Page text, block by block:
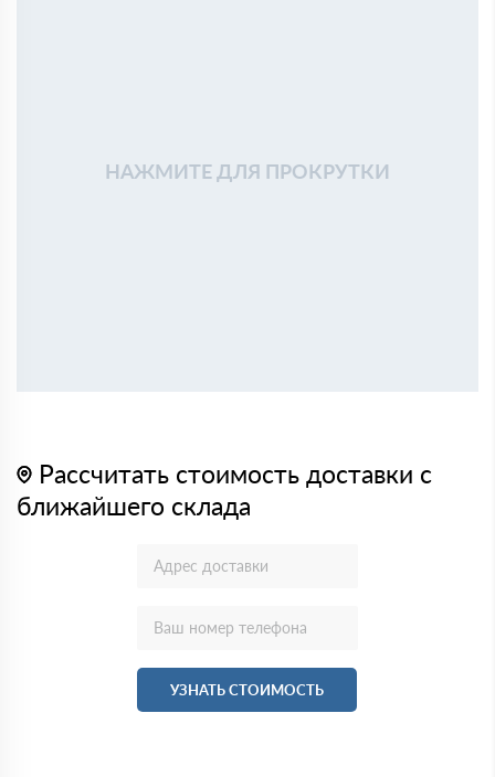
НАЖМИТЕ ДЛЯ ПРОКРУТКИ
Рассчитать стоимость доставки с
ближайшего склада
УЗНАТЬ СТОИМОСТЬ